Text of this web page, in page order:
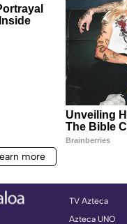
TV Azteca
Azteca UNO